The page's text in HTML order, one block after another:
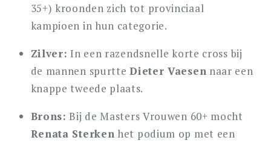
35+) kroonden zich tot provinciaal
kampioen in hun categorie.
Zilver: In een razendsnelle korte cross bij
de mannen spurtteDieter Vaesen naar een
knappe tweede plaats.
Brons: Bij de Masters Vrouwen 60+ mocht
Renata Sterken het podium op met een